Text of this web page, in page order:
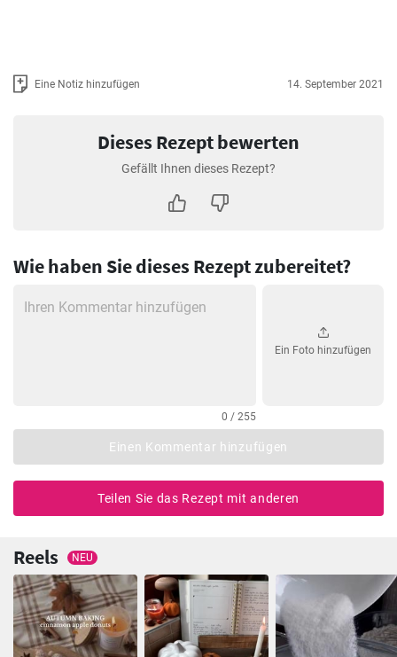
Eine Notiz hinzufügen 14. September 2021
Dieses Rezept bewerten
Gefällt Ihnen dieses Rezept?
Wie haben Sie dieses Rezept zubereitet?
0 / 255
Ein Foto hinzufügen
Einen Kommentar hinzufügen
Teilen Sie das Rezept mit anderen
Reels NEU